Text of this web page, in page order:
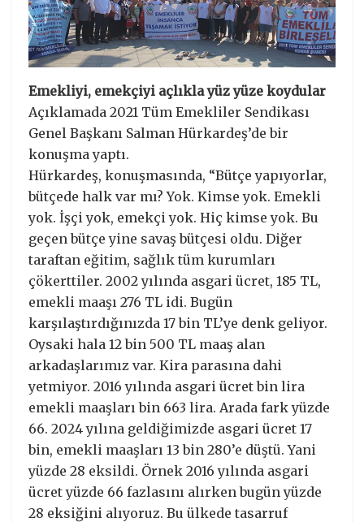
Emekliyi, emekçiyi açlıkla yüz yüze koydular
Açıklamada 2021 Tüm Emekliler Sendikası
Genel Başkanı Salman Hürkardeş’de bir
konuşma yaptı.
Hürkardeş, konuşmasında, “Bütçe yapıyorlar,
bütçede halk var mı? Yok. Kimse yok. Emekli
yok. İşçi yok, emekçi yok. Hiç kimse yok. Bu
geçen bütçe yine savaş bütçesi oldu. Diğer
taraftan eğitim, sağlık tüm kurumları
çökerttiler. 2002 yılında asgari ücret, 185 TL,
emekli maaşı 276 TL idi. Bugün
karşılaştırdığınızda 17 bin TL’ye denk geliyor.
Oysaki hala 12 bin 500 TL maaş alan
arkadaşlarımız var. Kira parasına dahi
yetmiyor. 2016 yılında asgari ücret bin lira
emekli maaşları bin 663 lira. Arada fark yüzde
66. 2024 yılına geldiğimizde asgari ücret 17
bin, emekli maaşları 13 bin 280’e düştü. Yani
yüzde 28 eksildi. Örnek 2016 yılında asgari
ücret yüzde 66 fazlasını alırken bugün yüzde
28 eksiğini alıyoruz. Bu ülkede tasarruf